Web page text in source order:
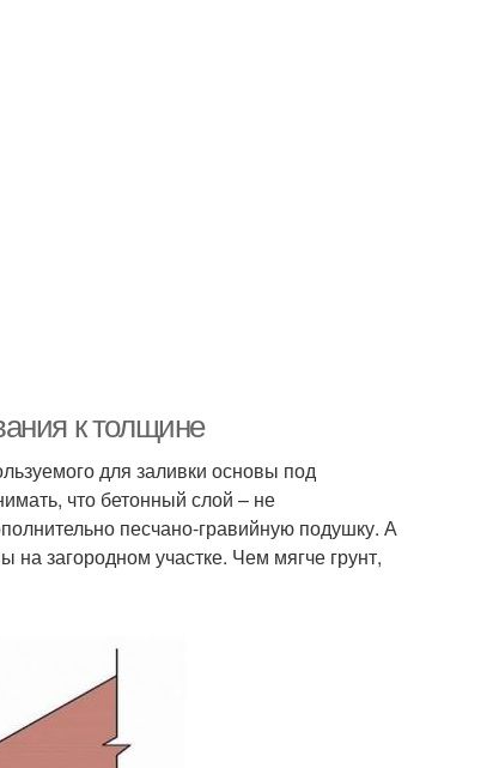
к толщине
для заливки основы под
что бетонный слой – не
песчано-гравийную подушку. А
загородном участке. Чем мягче грунт,